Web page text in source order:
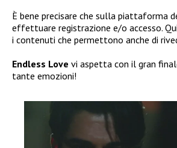
È bene precisare che sulla piattaforma
effettuare registrazione e/o accesso.
i contenuti che permettono anche di
Endless Love vi aspetta con il gran
tante emozioni!